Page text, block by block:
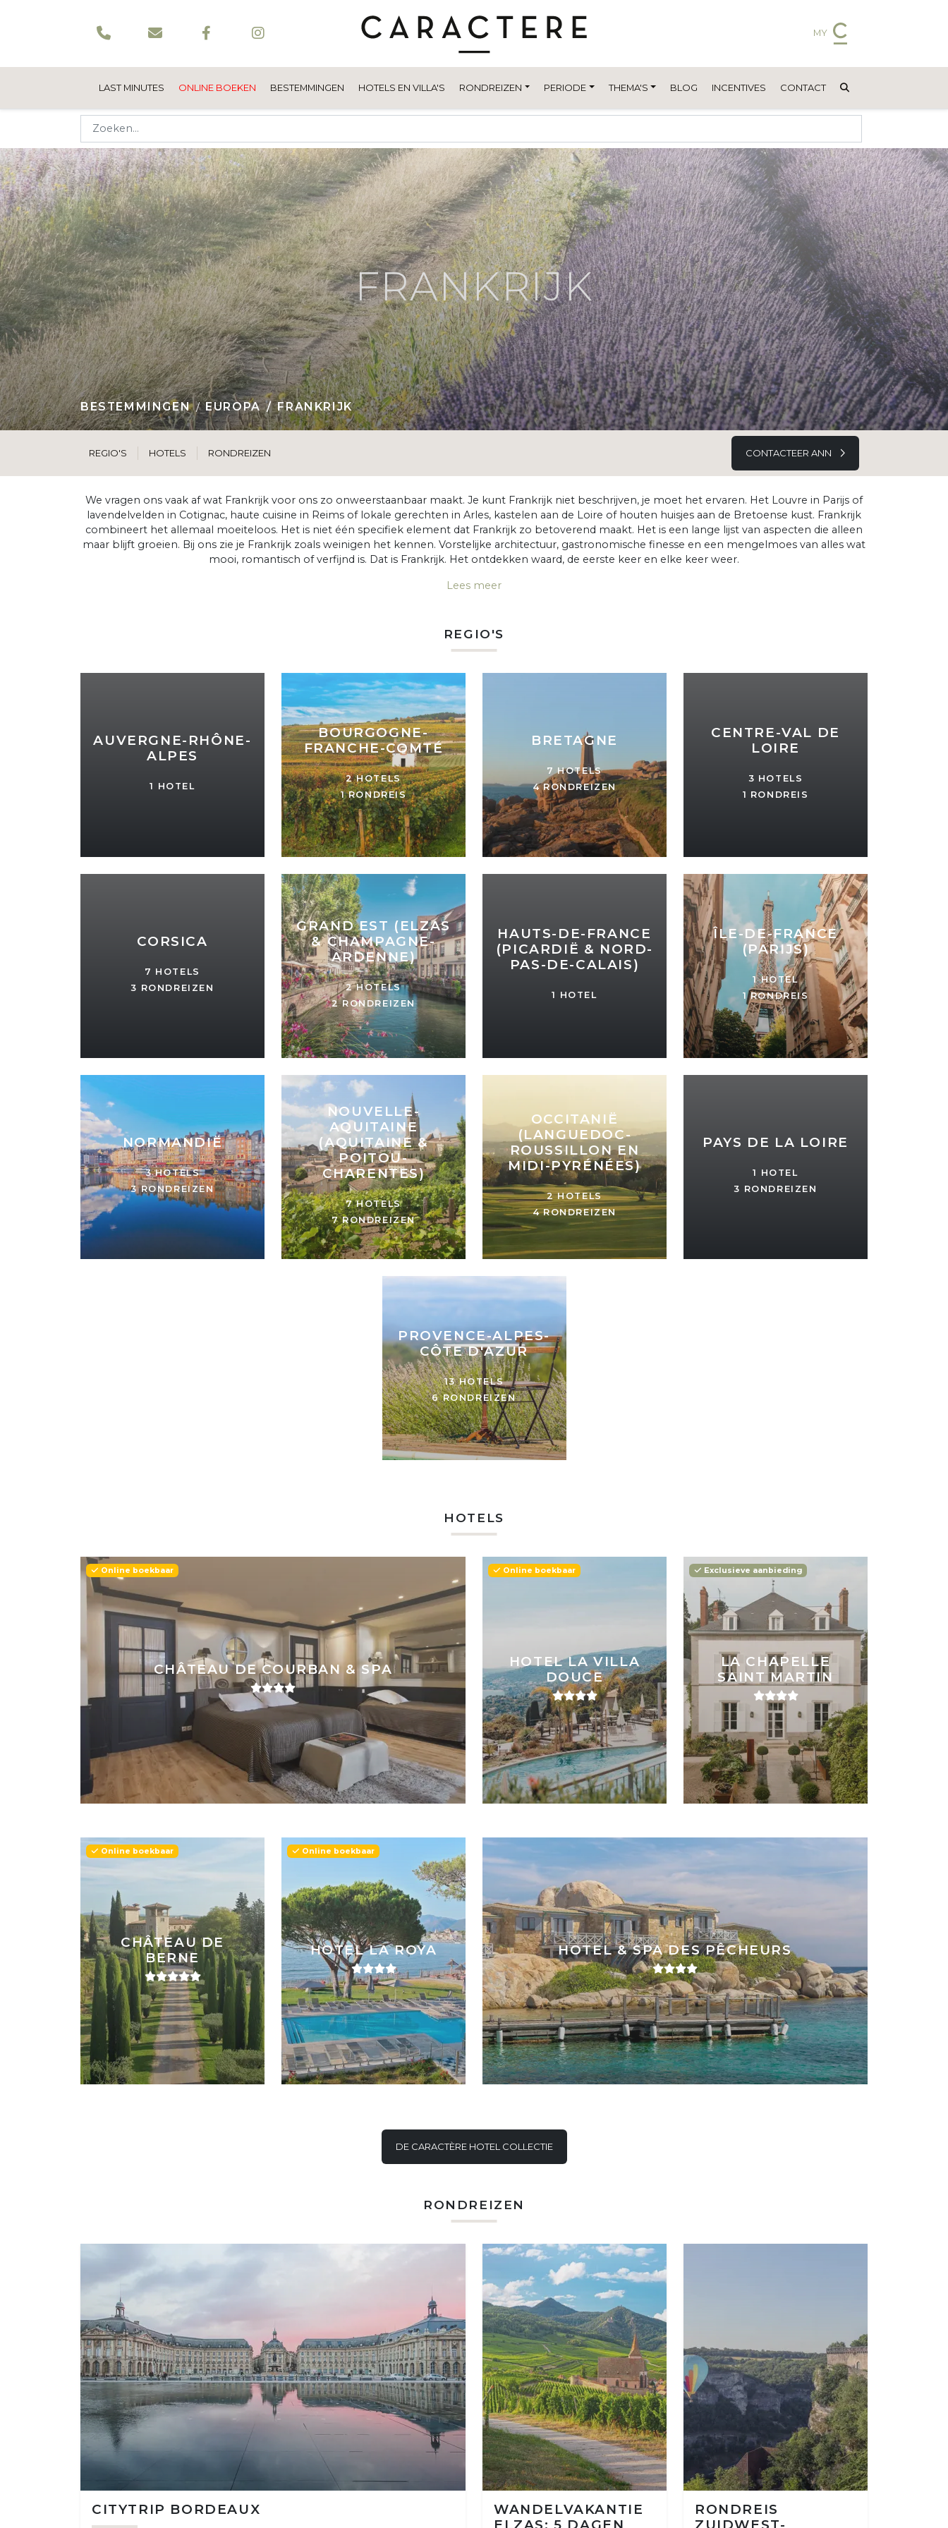
MY
LAST MINUTES ONLINE BOEKEN BESTEMMINGEN HOTELS EN VILLA'S RONDREIZEN PERIODE THEMA'S BLOG INCENTIVES CONTACT
FRANKRIJK
BESTEMMINGEN EUROPA FRANKRIJK
REGIO'S HOTELS RONDREIZEN CONTACTEER ANN
We vragen ons vaak af wat Frankrijk voor ons zo onweerstaanbaar maakt. Je kunt Frankrijk niet beschrijven, je moet het ervaren. Het Louvre in Parijs of
lavendelvelden in Cotignac, haute cuisine in Reims of lokale gerechten in Arles, kastelen aan de Loire of houten huisjes aan de Bretoense kust. Frankrijk
combineert het allemaal moeiteloos. Het is niet één specifiek element dat Frankrijk zo betoverend maakt. Het is een lange lijst van aspecten die alleen
maar blijft groeien. Bij ons zie je Frankrijk zoals weinigen het kennen. Vorstelijke architectuur, gastronomische finesse en een mengelmoes van alles wat
mooi, romantisch of verfijnd is. Dat is Frankrijk. Het ontdekken waard, de eerste keer en elke keer weer.
Lees meer
REGIO'S
AUVERGNE-RHÔNE-
ALPES
1 HOTEL
BOURGOGNE-
FRANCHE-COMTÉ
2 HOTELS
1 RONDREIS
BRETAGNE
7 HOTELS
4 RONDREIZEN
CENTRE-VAL DE
LOIRE
3 HOTELS
1 RONDREIS
CORSICA
7 HOTELS
3 RONDREIZEN
GRAND EST (ELZAS
& CHAMPAGNE-
ARDENNE)
2 HOTELS
2 RONDREIZEN
HAUTS-DE-FRANCE
(PICARDIË & NORD-
PAS-DE-CALAIS)
1 HOTEL
ÎLE-DE-FRANCE
(PARIJS)
1 HOTEL
1 RONDREIS
NORMANDIË
3 HOTELS
3 RONDREIZEN
NOUVELLE-
AQUITAINE
(AQUITAINE &
POITOU-
CHARENTES)
7 HOTELS
7 RONDREIZEN
OCCITANIË
(LANGUEDOC-
ROUSSILLON EN
MIDI-PYRÉNÉES)
2 HOTELS
4 RONDREIZEN
PAYS DE LA LOIRE
1 HOTEL
3 RONDREIZEN
PROVENCE-ALPES-
CÔTE D'AZUR
13 HOTELS
6 RONDREIZEN
HOTELS
CHÂTEAU DE COURBAN & SPA
Online boekbaar
HOTEL LA VILLA
DOUCE
Online boekbaar
LA CHAPELLE
SAINT MARTIN
Exclusieve aanbieding
CHÂTEAU DE
BERNE
Online boekbaar
HOTEL LA ROYA
Online boekbaar
HOTEL & SPA DES PÊCHEURS
DE CARACTÈRE HOTEL COLLECTIE
RONDREIZEN
CITYTRIP BORDEAUX
WANDELVAKANTIE
RONDREIS